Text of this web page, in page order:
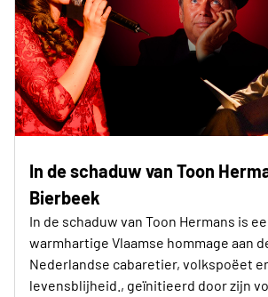
In de schaduw van Toon
Bierbeek
In de schaduw van Toon Hermans is
warmhartige Vlaamse hommage aan
Nederlandse cabaretier, volkspoëet
levensblijheid., geïnitieerd door zijn